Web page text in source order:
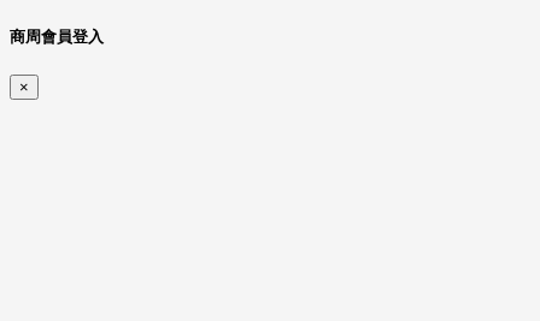
商周會員登入
×